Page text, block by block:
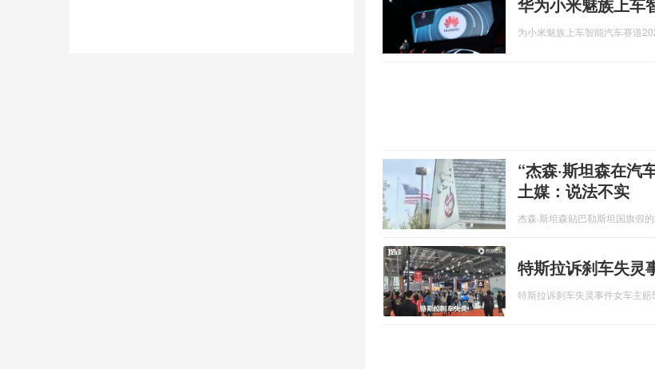
为小米魅族上车智能汽车赛道
“杰森·斯坦森在汽
土媒：说法不实
杰森·斯坦森贴巴勒斯坦国旗假的
特斯拉诉刹车失灵
特斯拉诉刹车失灵事件女车主